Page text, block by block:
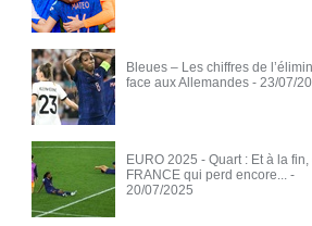
Bleues – Les chiffres de
face aux Allemandes - 23/07/
EURO 2025 - Quart : Et à la
FRANCE qui perd encore... -
20/07/2025